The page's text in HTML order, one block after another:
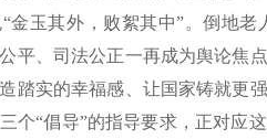
金玉其外，败絮其中”。倒地
平、司法公正一再成为舆论焦
踏实的幸福感、让国家铸就更
个“倡导”的指导要求，正对应